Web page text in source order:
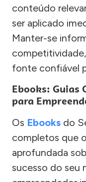
conteúdo
ser aplicado
Manter-se
fonte confiável
Ebooks: Guias
para
Os Ebooks do
completos que
aprofundada
sucesso do seu